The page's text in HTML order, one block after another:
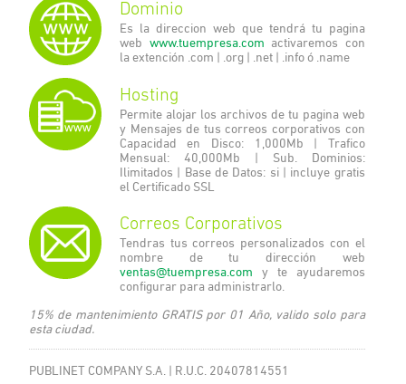
Dominio
Es la direccion web que tendrá tu pagina
web www.tuempresa.com activaremos con
la extención .com | .org | .net | .info ó .name
Hosting
Permite alojar los archivos de tu pagina web
y Mensajes de tus correos corporativos con
Capacidad en Disco: 1,000Mb | Trafico
Mensual: 40,000Mb | Sub. Dominios:
Ilimitados | Base de Datos: si | incluye gratis
el Certificado SSL
Correos Corporativos
Tendras tus correos personalizados con el
nombre de tu dirección web
ventas@tuempresa.com y te ayudaremos
configurar para administrarlo.
15% de mantenimiento GRATIS por 01 Año, valido solo para
esta ciudad.
PUBLINET COMPANY S.A. | R.U.C. 20407814551